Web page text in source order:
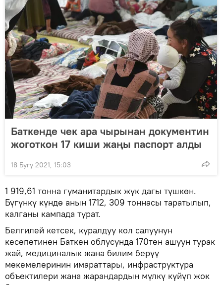
Баткенде чек ара чырынан документин
жоготкон 17 киши жаңы паспорт алды
18 Бугу 2021, 15:03
1 919,61 тонна гуманитардык жүк дагы түшкөн.
Бүгүнкү күндө анын 1712, 309 тоннасы таратылып,
калганы кампада турат.
Белгилей кетсек, куралдуу кол салуунун
кесепетинен Баткен облусунда 170тен ашуун турак
жай, медициналык жана билим берүү
мекемелеринин имараттары, инфраструктура
объектилери жана жарандардын мүлкү күйүп жок